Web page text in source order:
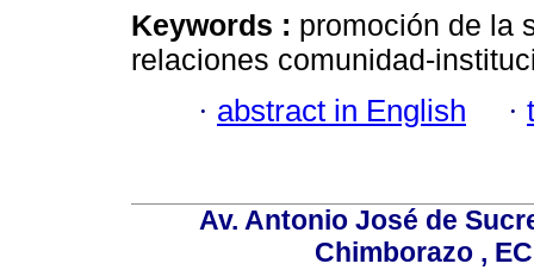
Keywords : promoción de la
relaciones comunidad-
· abstract in English ·
Av. Antonio José de
Chimborazo ,